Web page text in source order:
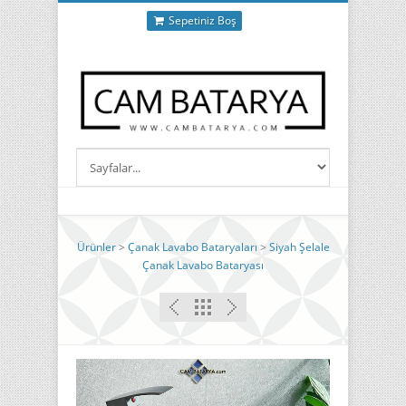
Sepetiniz Boş
Ürünler> Çanak Lavabo Bataryaları >Siyah Şelale
Çanak Lavabo Bataryası